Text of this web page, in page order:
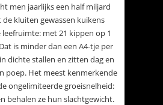
men jaarlijks een half miljard
kluiten gewassen kuikens
met 21 kippen op 1
is minder dan een A4-tje per
dichte stallen en zitten dag en
poep. Het meest kenmerkende
ongelimiteerde groeisnelheid:
behalen ze hun slachtgewicht.